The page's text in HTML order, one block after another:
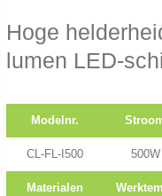
Hoge
lumen LED-
Modelnr.
CL-FL-I500 500W
Materialen